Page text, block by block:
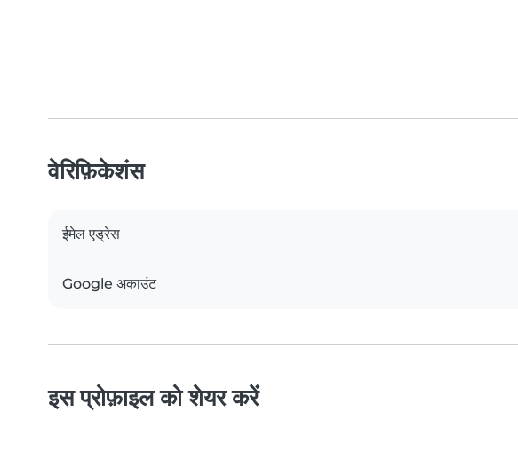
वेरिफ़िकेशंस
ईमेल एड्रेस
Google अकाउंट
इस प्रोफ़ाइल को शेयर करें